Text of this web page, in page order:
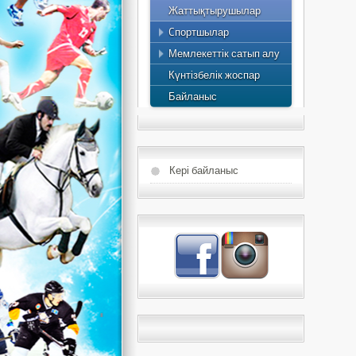
Жаттықтырушылар
Cпортшылар
Спортшылардың атағы
Ең үздік спортшылар
Мемлекеттік сатып алу
Жоспар
2015 жылдың жылдық
есебі
Күнтізбелік жоспар
Байланыс
Кері байланыс